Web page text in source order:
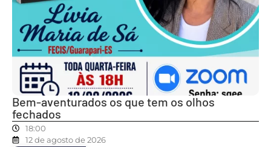
Bem-aventurados os que tem os olhos
fechados
18:00
12 de agosto de 2026